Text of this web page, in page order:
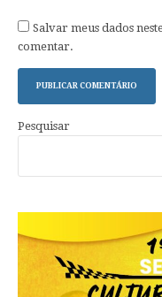
Salvar meus dados
comentar.
Pesquisar